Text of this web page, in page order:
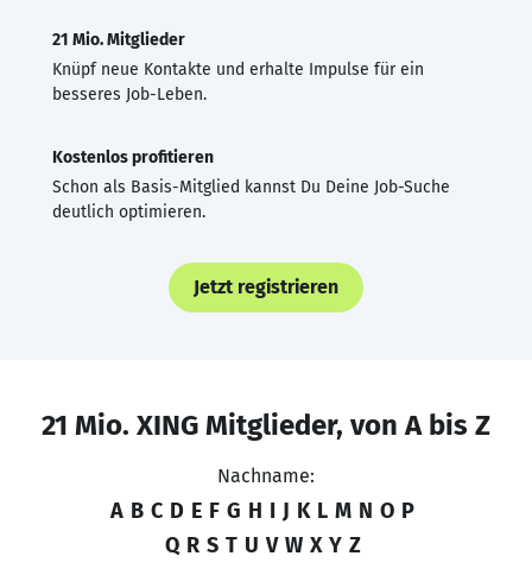
21 Mio. Mitglieder
Knüpf neue Kontakte und erhalte Impulse für ein
besseres Job-Leben.
Kostenlos profitieren
Schon als Basis-Mitglied kannst Du Deine Job-Suche
deutlich optimieren.
Jetzt registrieren
21 Mio. XING Mitglieder, von A bis Z
Nachname:
A B C D E F G H I J K L M N O P
Q R S T U V W X Y Z